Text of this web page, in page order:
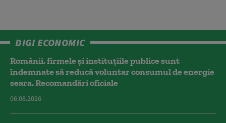
DIGI ECONOMIC
Românii, firmele și instituțiile publice sunt
îndemnate să reducă voluntar consumul de energie
seara. Recomandări oficiale
06.08.2026